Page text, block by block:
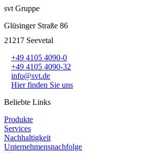
svt Gruppe
Glüsinger Straße 86
21217 Seevetal
+49 4105 4090-0
+49 4105 4090-32
info@svt.de
Hier finden Sie uns
Beliebte Links
Produkte
Services
Nachhaltigkeit
Unternehmensnachfolge